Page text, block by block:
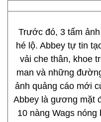
Trước đó, 3 tấm
hé lộ. Abbey tự tin
vải che thân, khoe
man và những
ảnh quảng cáo mới
Abbey là gương mặt
10 nàng Wags nóng